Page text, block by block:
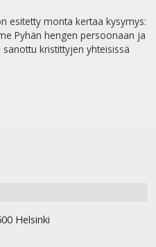
esitetty monta kertaa kysymys:
Pyhän hengen persoonaan ja
kristittyjen yhteisissä
Helsinki